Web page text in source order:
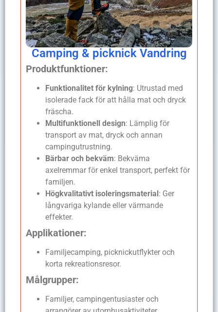
Camping & picknick Vandring
Produktfunktioner:
Funktionalitet för kylning: Utrustad med
isolerade fack för att hålla mat och dryck
fräscha.
Multifunktionell design: Lämplig för
transport av mat, dryck och annan
campingutrustning.
Bärbar och bekväm: Bekväma
axelremmar för enkel transport, perfekt för
familjen.
Högkvalitativt isoleringsmaterial : Ger
långvariga kylande eller värmande
effekter.
Applikationer:
Familjecamping, picknickutflykter och
korta rekreationsresor.
Målgrupper:
Familjer, campingentusiaster och